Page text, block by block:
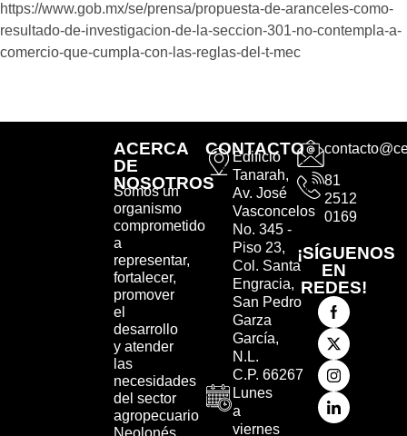
https://www.gob.mx/se/prensa/propuesta-de-aranceles-como-
resultado-de-investigacion-de-la-seccion-301-no-contempla-a-
comercio-que-cumpla-con-las-reglas-del-t-mec
ACERCA
DE
NOSOTROS
Somos un
organismo
comprometido
a
representar,
fortalecer,
promover
el
desarrollo
y atender
las
necesidades
del sector
agropecuario
CONTACTO
Edificio
Tanarah,
Av. José
Vasconcelos
No. 345 -
Piso 23,
Col. Santa
Engracia,
San Pedro
Garza
García,
N.L.
C.P. 66267
Lunes
a
viernes
81
2512
0169
¡SÍGUENOS
EN
REDES!